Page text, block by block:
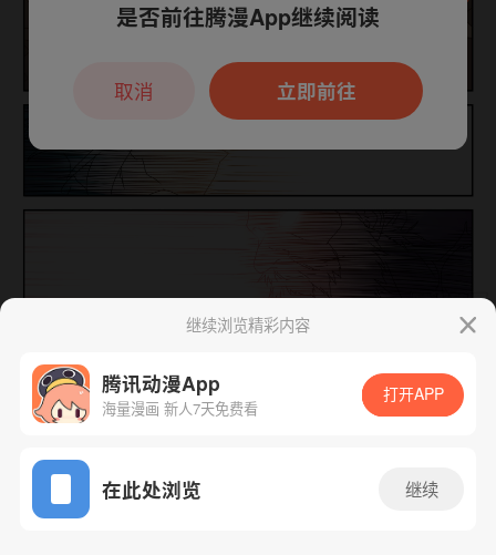
App免费看
下一话 腾漫App免费看
继续浏览精彩内容
腾讯动漫App
海量漫画 新人7天免费看
打开APP
在此处浏览 继续
本章节仅支持App阅读，可打开App新用
户7天免费看
是否前往腾漫App继续阅读
立即前往
取消